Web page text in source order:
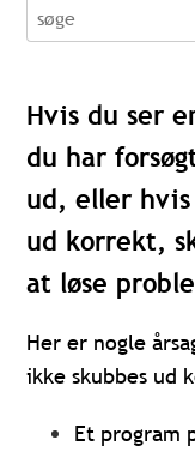
søge
Hvis du ser
du har
ud, eller
ud korrekt,
at løse
Her er nogle
ikke skubbes ud
Et program